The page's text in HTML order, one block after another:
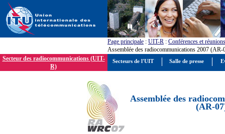
Page principale : UIT-R : Conférences et réunions
Assemblée des radiocommunications 2007 (AR-
Secteur des radiocommunications (UIT-
R)
Assemblée des
(AR-
Secteurs de l'UIT Salle de presse